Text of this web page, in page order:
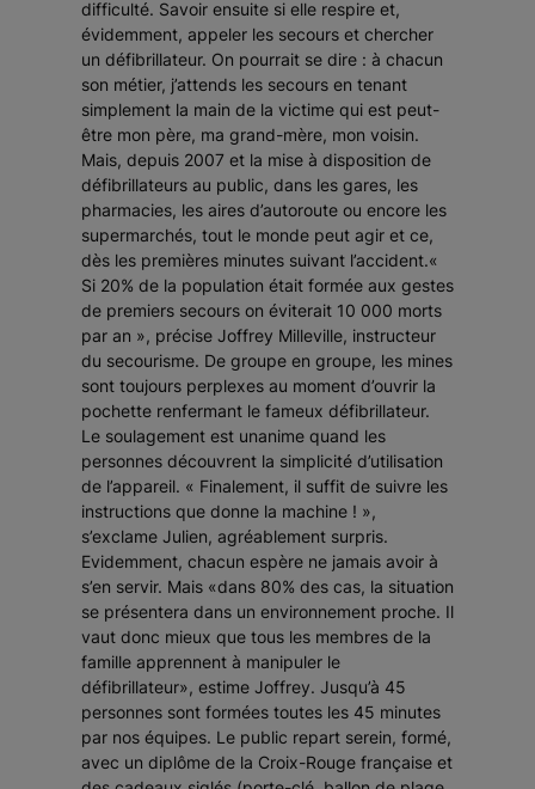
difficulté. Savoir ensuite si elle respire et,
évidemment, appeler les secours et chercher
un défibrillateur. On pourrait se dire : à chacun
son métier, j’attends les secours en tenant
simplement la main de la victime qui est peut-
être mon père, ma grand-mère, mon voisin.
Mais, depuis 2007 et la mise à disposition de
défibrillateurs au public, dans les gares, les
pharmacies, les aires d’autoroute ou encore les
supermarchés, tout le monde peut agir et ce,
dès les premières minutes suivant l’accident.«
Si 20% de la population était formée aux gestes
de premiers secours on éviterait 10 000 morts
par an », précise Joffrey Milleville, instructeur
du secourisme. De groupe en groupe, les mines
sont toujours perplexes au moment d’ouvrir la
pochette renfermant le fameux défibrillateur.
Le soulagement est unanime quand les
personnes découvrent la simplicité d’utilisation
de l’appareil. « Finalement, il suffit de suivre les
instructions que donne la machine ! »,
s’exclame Julien, agréablement surpris.
Evidemment, chacun espère ne jamais avoir à
s’en servir. Mais «dans 80% des cas, la situation
se présentera dans un environnement proche. Il
vaut donc mieux que tous les membres de la
famille apprennent à manipuler le
défibrillateur», estime Joffrey. Jusqu’à 45
personnes sont formées toutes les 45 minutes
par nos équipes. Le public repart serein, formé,
avec un diplôme de la Croix-Rouge française et